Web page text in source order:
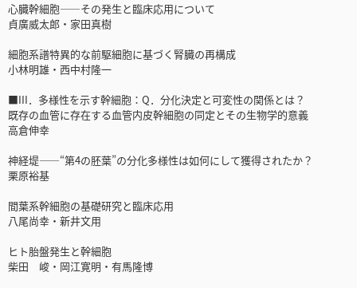
心臓幹細胞――その発生と臨床応用について
貞廣威太郎・家田真樹
細胞系譜特異的な前駆細胞に基づく腎臓の再構成
小林明雄・西中村隆一
■III．多様性を示す幹細胞：Q．分化決定と可変性の関係とは？
既存の血管に存在する血管内皮幹細胞の同定とその生物学的意義
高倉伸幸
神経堤――“第4の胚葉”の分化多様性は如何にして獲得されたか？
栗原裕基
間葉系幹細胞の基礎研究と臨床応用
八尾尚幸・新井文用
ヒト胎盤発生と幹細胞
柴田 峻・岡江寛明・有馬隆博